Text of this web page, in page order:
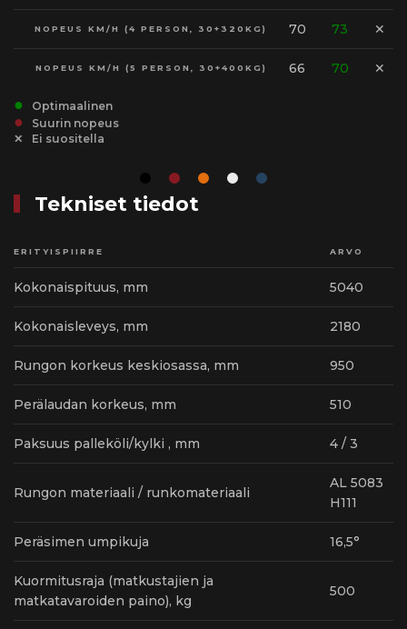
NOPEUS KM/H (4 PERSON, 30+320KG) 70 73 ✕
NOPEUS KM/H (5 PERSON, 30+400KG) 66 70 ✕
Optimaalinen
Suurin nopeus
Ei suositella
Tekniset tiedot
ERITYISPIIRRE ARVO
Kokonaispituus, mm 5040
Kokonaisleveys, mm 2180
Rungon korkeus keskiosassa, mm 950
Perälaudan korkeus, mm 510
Paksuus palleköli/kylki , mm 4 / 3
Rungon materiaali / runkomateriaali
AL 5083
H111
Peräsimen umpikuja 16,5°
Kuormitusraja (matkustajien ja
matkatavaroiden paino), kg
500